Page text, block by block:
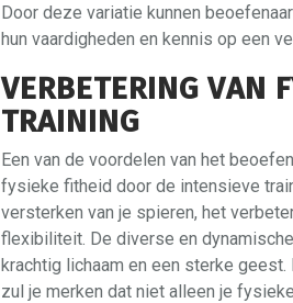
Door deze variatie kunnen
hun vaardigheden en kennis op een
VERBETERING VAN
TRAINING
Een van de voordelen van het
fysieke fitheid door de intensieve
versterken van je spieren, het
flexibiliteit. De diverse en
krachtig lichaam en een sterke
zul je merken dat niet alleen je